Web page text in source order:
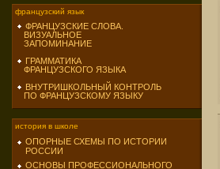
французский язык
ФРАНЦУЗСКИЕ СЛОВА.
ВИЗУАЛЬНОЕ
ЗАПОМИНАНИЕ
ГРАММАТИКА
ФРАНЦУЗСКОГО ЯЗЫКА
ВНУТРИШКОЛЬНЫЙ КОНТРОЛЬ
ПО ФРАНЦУЗСКОМУ ЯЗЫКУ
история в школе
ОПОРНЫЕ СХЕМЫ ПО ИСТОРИИ
РОССИИ
ОСНОВЫ ПРОФЕССИОНАЛЬНОГО